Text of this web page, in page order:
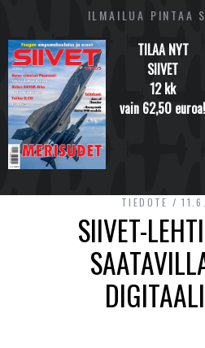
ILMAILUA PINTAA
TILAA NYT
SIIVET
12 kk
vain 62,50 euroa!
TIEDOTE
SIIVET-